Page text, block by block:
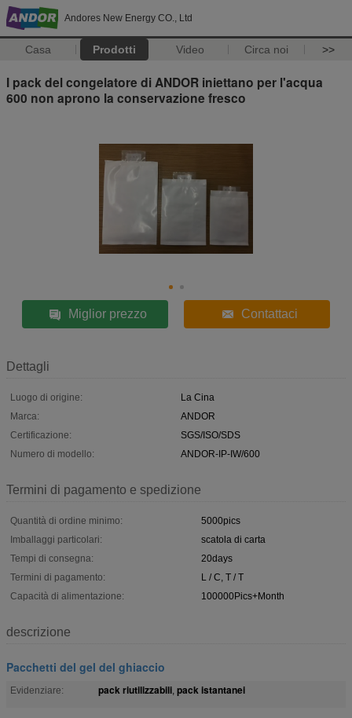
Andores New Energy CO., Ltd
Casa Prodotti Video Circa noi >>
I pack del congelatore di ANDOR iniettano per l'acqua
600 non aprono la conservazione fresco
Miglior prezzo Contattaci
Dettagli
Luogo di origine:
La Cina
Marca:
ANDOR
Certificazione:
SGS/ISO/SDS
Numero di modello:
ANDOR-IP-IW/600
Termini di pagamento e spedizione
Quantità di ordine minimo:
5000pics
Imballaggi particolari:
scatola di carta
Tempi di consegna:
20days
Termini di pagamento:
L / C, T / T
Capacità di alimentazione:
100000Pics+Month
descrizione
Pacchetti del gel del ghiaccio
Evidenziare: pack riutilizzabili, pack istantanei